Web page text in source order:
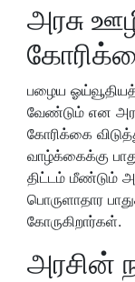
அரசு
பழைய
வேண்டும் என
கோரிக்கை
வாழ்க்கைக்கு
திட்டம் மீண்டும்
பொருளாதார
கோருகிறார்கள்.
அரசின்